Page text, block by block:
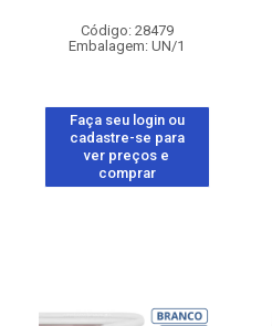
Código: 28479
Embalagem: UN/1
Faça seu login ou
cadastre-se para
ver preços e
comprar